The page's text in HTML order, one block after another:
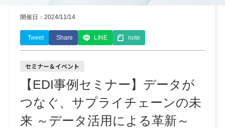
開催日：2024/11/14
Tweet Share LINE note
セミナー＆イベント
【EDI事例セミナー】データが
つなぐ、サプライチェーンの未
来 ～データ活用による革新～